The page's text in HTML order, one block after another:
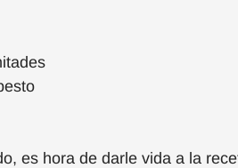
es hora de darle vida a la